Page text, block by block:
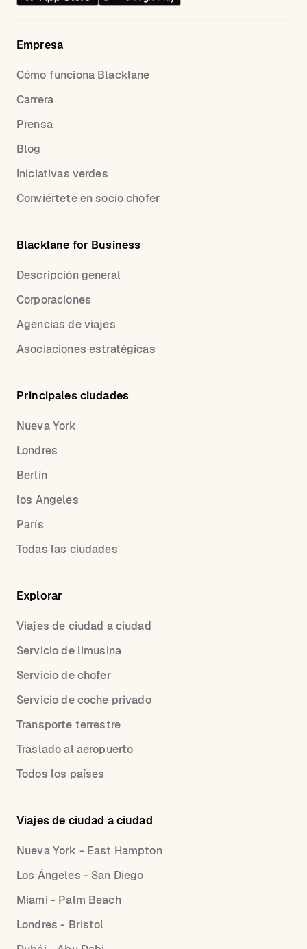
Empresa
Cómo funciona Blacklane
Carrera
Prensa
Blog
Iniciativas verdes
Conviértete en socio chofer
Blacklane for Business
Descripción general
Corporaciones
Agencias de viajes
Asociaciones estratégicas
Principales ciudades
Nueva York
Londres
Berlín
los Angeles
París
Todas las ciudades
Explorar
Viajes de ciudad a ciudad
Servicio de limusina
Servicio de chofer
Servicio de coche privado
Transporte terrestre
Traslado al aeropuerto
Todos los países
Viajes de ciudad a ciudad
Nueva York - East Hampton
Los Ángeles - San Diego
Miami - Palm Beach
Londres - Bristol